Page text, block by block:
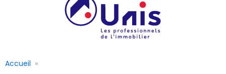
Accueil